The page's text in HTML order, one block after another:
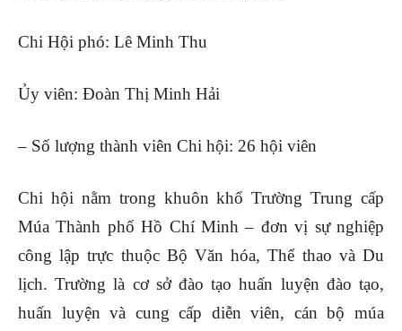
Chi Hội phó: Lê Minh Thu
Ủy viên: Đoàn Thị Minh Hải
– Số lượng thành viên Chi hội: 26 hội viên
Chi hội nằm trong khuôn khổ Trường Trung cấp
Múa Thành phố Hồ Chí Minh – đơn vị sự nghiệp
công lập trực thuộc Bộ Văn hóa, Thể thao và Du
lịch. Trường là cơ sở đào tạo huấn luyện đào tạo,
huấn luyện và cung cấp diễn viên, cán bộ múa